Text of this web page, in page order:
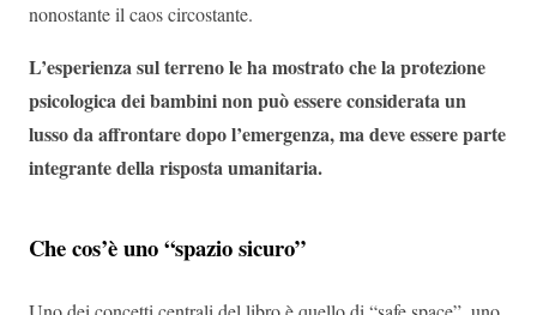
nonostante il caos circostante.
L’esperienza sul terreno le ha mostrato che la protezione
psicologica dei bambini non può essere considerata un
lusso da affrontare dopo l’emergenza, ma deve essere parte
integrante della risposta umanitaria.
Che cos’è uno “spazio sicuro”